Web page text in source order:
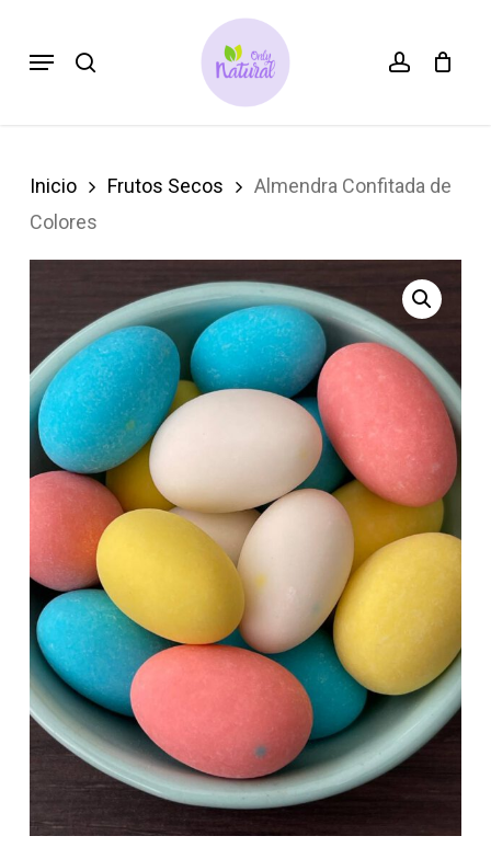
account
Menu
Inicio Frutos Secos
Almendra Confitada de
Colores